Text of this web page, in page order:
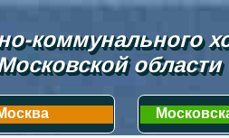
коммунального
области